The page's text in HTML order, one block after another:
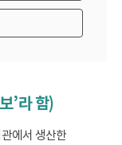
’라 함)
에서 생산한